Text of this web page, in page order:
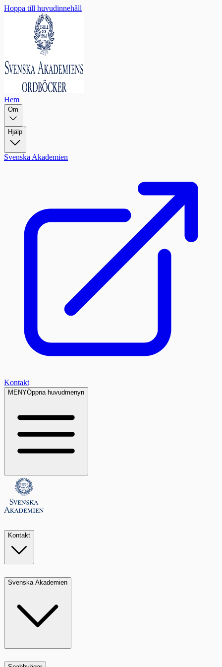
Hoppa till huvudinnehåll
Hem
Om
Hjälp
Svenska Akademien
Kontakt
MENYÖppna huvudmenyn
Kontakt
Svenska Akademien